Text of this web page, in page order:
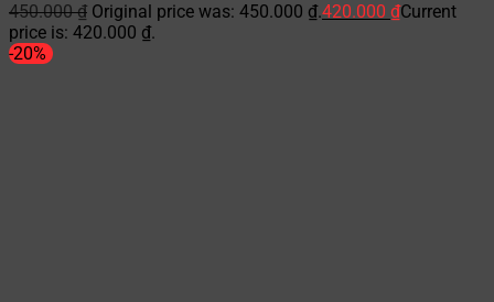
450.000₫ Original price was: 450.000 ₫.420.000 ₫Current
price is: 420.000 ₫.
-20%